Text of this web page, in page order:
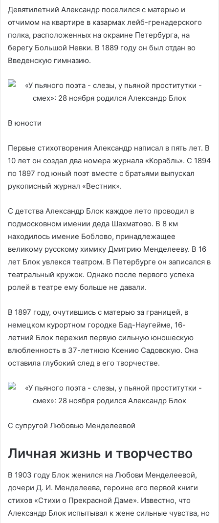
Девятилетний Александр поселился с матерью и
отчимом на квартире в казармах лейб-гренадерского
полка, расположенных на окраине Петербурга, на
берегу Большой Невки. В 1889 году он был отдан во
Введенскую гимназию.
В юности
Первые стихотворения Александр написал в пять лет. В
10 лет он создал два номера журнала «Корабль». С 1894
по 1897 год юный поэт вместе с братьями выпускал
рукописный журнал «Вестник».
С детства Александр Блок каждое лето проводил в
подмосковном имении деда Шахматово. В 8 км
находилось имение Боблово, принадлежащее
великому русскому химику Дмитрию Менделееву. В 16
лет Блок увлекся театром. В Петербурге он записался в
театральный кружок. Однако после первого успеха
ролей в театре ему больше не давали.
В 1897 году, очутившись с матерью за границей, в
немецком курортном городке Бад-Наугейме, 16-
летний Блок пережил первую сильную юношескую
влюбленность в 37-летнюю Ксению Садовскую. Она
оставила глубокий след в его творчестве.
С супругой Любовью Менделеевой
Личная жизнь и творчество
В 1903 году Блок женился на Любови Менделеевой,
дочери Д. И. Менделеева, героине его первой книги
стихов «Стихи о Прекрасной Даме». Известно, что
Александр Блок испытывал к жене сильные чувства, но